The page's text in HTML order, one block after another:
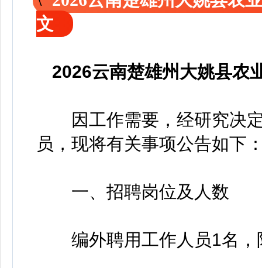
文
2026云南楚雄州大姚县农
因工作需要，经研究决定
员，现将有关事项公告如下
一、招聘岗位及人数
编外聘用工作人员1名，